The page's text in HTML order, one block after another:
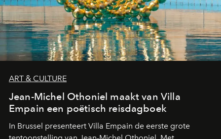
ART & CULTURE
Jean-Michel Othoniel maakt van Villa
Empain een poëtisch reisdagboek
In Brussel presenteert Villa Empain de eerste grote